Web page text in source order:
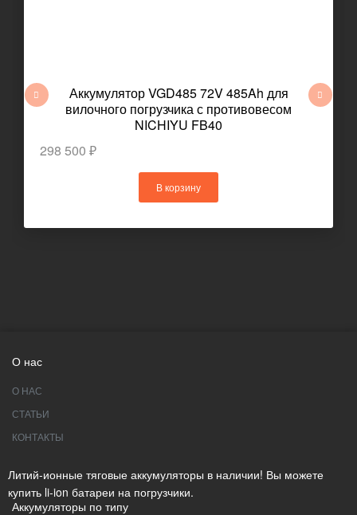
Аккумулятор VGD485 72V 485Ah для
вилочного погрузчика с противовесом
NICHIYU FB40
298 500 ₽
В корзину
О нас
О НАС
СТАТЬИ
КОНТАКТЫ
Литий-ионные тяговые аккумуляторы в наличии! Вы можете
купить li-ion батареи на погрузчики.
Аккумуляторы по типу